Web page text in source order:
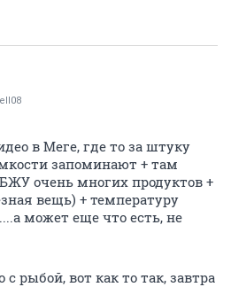
в Меге, где то за штуку
запоминают + там
очень многих продуктов +
вещь) + температуру
может еще что есть, не
рыбой, вот как то так, завтра